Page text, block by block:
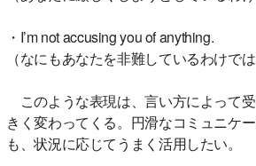
・I’m not accusing you of anything.
（なにもあなたを非難しているわけで
このような表現は、言い方によって
きく変わってくる。円滑なコミュニケ
も、状況に応じてうまく活用したい。